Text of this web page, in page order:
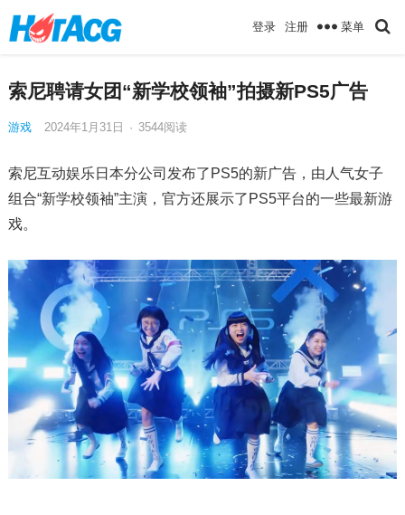
登录 注册 菜单
索尼聘请女团“新学校领袖”拍摄新PS5广告
游戏 2024年1月31日 · 3544阅读
索尼互动娱乐日本分公司发布了PS5的新广告，由人气女子
组合“新学校领袖”主演，官方还展示了PS5平台的一些最新游
戏。